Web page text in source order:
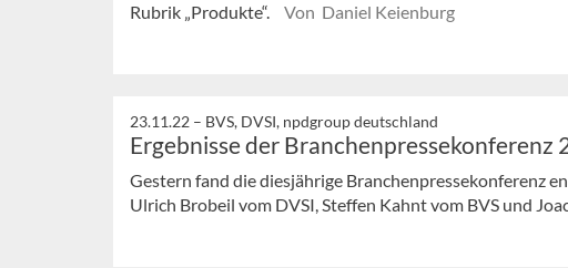
Rubrik „Produkte“.
Von Daniel Keienburg
23.11.22 – BVS, DVSI, npdgroup deutschland
Ergebnisse der Branchenpressekonferenz
Gestern fand die diesjährige Branchenpressekonferenz
Ulrich Brobeil vom DVSI, Steffen Kahnt vom BVS und